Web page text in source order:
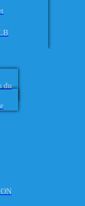
du